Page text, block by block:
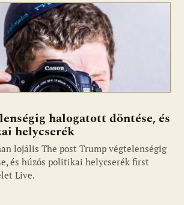
halogatott döntése, és
helycserék
lojális The post Trump végtelenségig
és húzós politikai helycserék first
Live.